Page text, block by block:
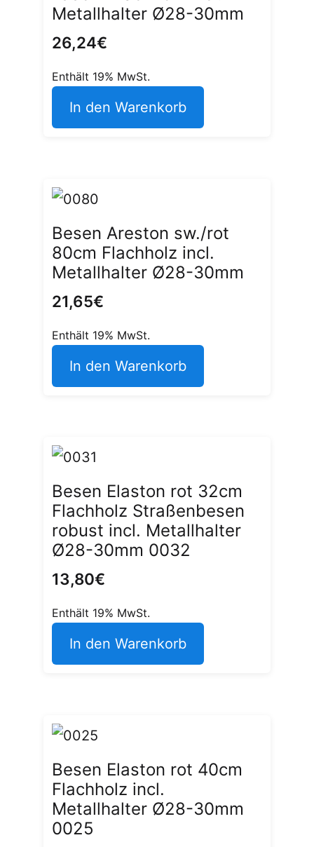
Metallhalter Ø28-30mm
26,24€
Enthält 19% MwSt.
In den Warenkorb
Besen Areston sw./rot
80cm Flachholz incl.
Metallhalter Ø28-30mm
21,65€
Enthält 19% MwSt.
In den Warenkorb
Besen Elaston rot 32cm
Flachholz Straßenbesen
robust incl. Metallhalter
Ø28-30mm 0032
13,80€
Enthält 19% MwSt.
In den Warenkorb
Besen Elaston rot 40cm
Flachholz incl.
Metallhalter Ø28-30mm
0025